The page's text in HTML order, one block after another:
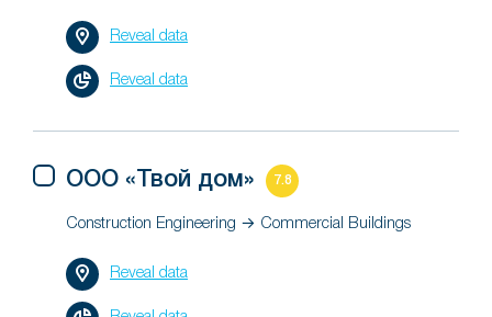
Reveal data
Reveal data
ООО «Твой дом» 7.8
Construction Engineering → Commercial Buildings
Reveal data